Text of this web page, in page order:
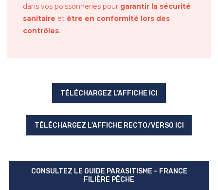
dans vos poissonneries pour garantir la sécurité
sanitaire et être en conformité lors des
contrôles.
TÉLÉCHARGEZ L’AFFICHE ICI
TÉLÉCHARGEZ L'AFFICHE RECTO/VERSO ICI
CONSULTEZ LE GUIDE PARASITISME – FRANCE
FILIÈRE PÊCHE